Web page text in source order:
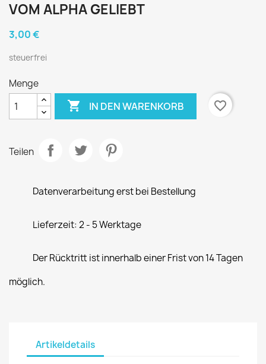
VOM ALPHA GELIEBT
3,00 €
steuerfrei
Menge
 IN DEN WARENKORB favorite_border
Teilen
Datenverarbeitung erst bei Bestellung
Lieferzeit: 2 - 5 Werktage
Der Rücktritt ist innerhalb einer Frist von 14 Tagen
möglich.
Artikeldetails